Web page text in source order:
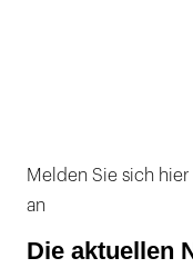
Melden Sie sich
an
Die aktuellen